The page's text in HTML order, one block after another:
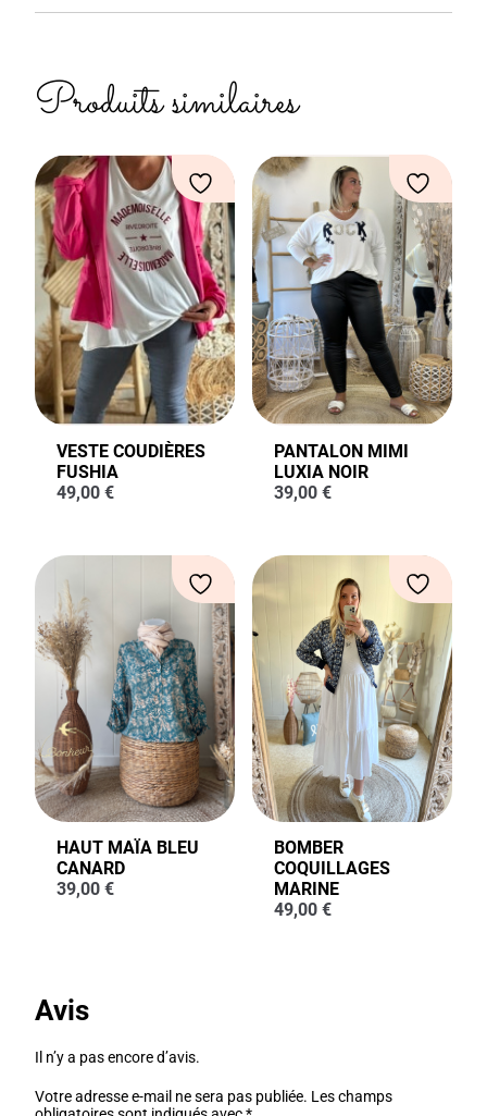
Produits similaires
VESTE COUDIÈRES
FUSHIA
49,00 €
PANTALON MIMI
LUXIA NOIR
39,00 €
HAUT MAÏA BLEU
CANARD
39,00 €
BOMBER
COQUILLAGES
MARINE
49,00 €
Avis
Il n’y a pas encore d’avis.
Votre adresse e-mail ne sera pas publiée. Les champs